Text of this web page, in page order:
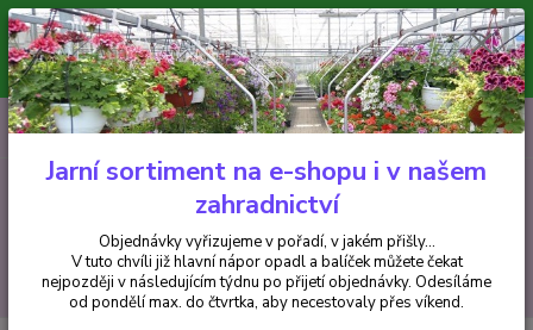
Minimální hodnota pro odeslání z e-shopu je 300 Kč.
V tuto chvíli již hlavní nápor objednávek opadl a balíček můžete čekat
nejpozději v následujícím týdnu po přijetí objednávky. Objednávky
vyřizujeme v pořadí, v jakém přišly...
CZK
Hledat
+420 602 223 614 0ks
za0 Kč
Jarní sortiment na e-shopu i v našem
zahradnictví
Objednávky vyřizujeme v pořadí, v jakém přišly...
V tuto chvíli již hlavní nápor opadl a balíček můžete čekat
nejpozději v následujícím týdnu po přijetí objednávky. Odesíláme
od pondělí max. do čtvrtka, aby necestovaly přes víkend.